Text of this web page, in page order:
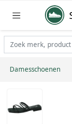
Damesschoenen